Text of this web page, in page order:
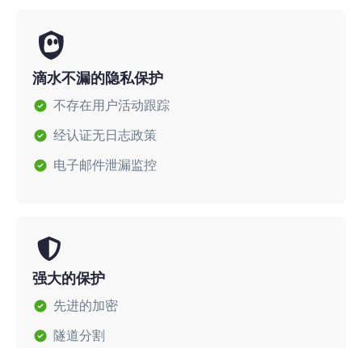
滴水不漏的隐私保护
不存在用户活动跟踪
经认证无日志政策
电子邮件泄漏监控
强大的保护
先进的加密
隧道分割